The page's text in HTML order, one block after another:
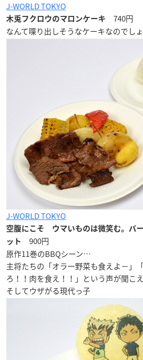
J-WORLD TOKYO
木兎フクロウのマロンケーキ
740円
なんて喋り出しそうなケーキなのでし
J-WORLD TOKYO
空腹にこそ ウマいものは微笑む。バ
ット
900円
原作11巻のBBQシーン…
主将たちの「オラー野菜も食えよ−」
ろ！！肉を食え！！」という声が聞こえ
そしてウザがる現代っ子